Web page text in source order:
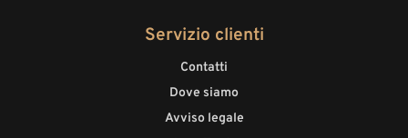
Servizio clienti
Contatti
Dove siamo
Avviso legale